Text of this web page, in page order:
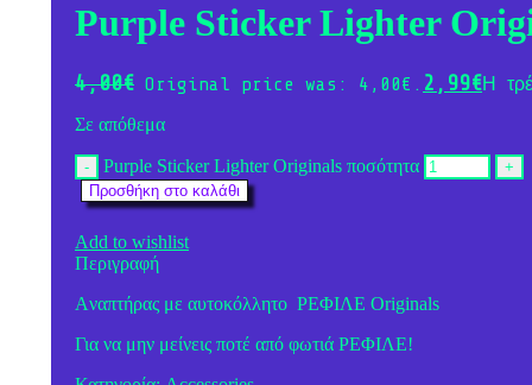
Purple Sticker Lighter
4,00€ Original price was: 4,00€. 2,99€Η
Σε απόθεμα
Purple Sticker Lighter Originals ποσότητα
Προσθήκη στο καλάθι
Add to wishlist
Περιγραφή
Aναπτήρας με αυτοκόλλητο ΡΕΦΙΛΕ Originals
Για να μην μείνεις ποτέ από φωτιά ΡΕΦΙΛΕ!